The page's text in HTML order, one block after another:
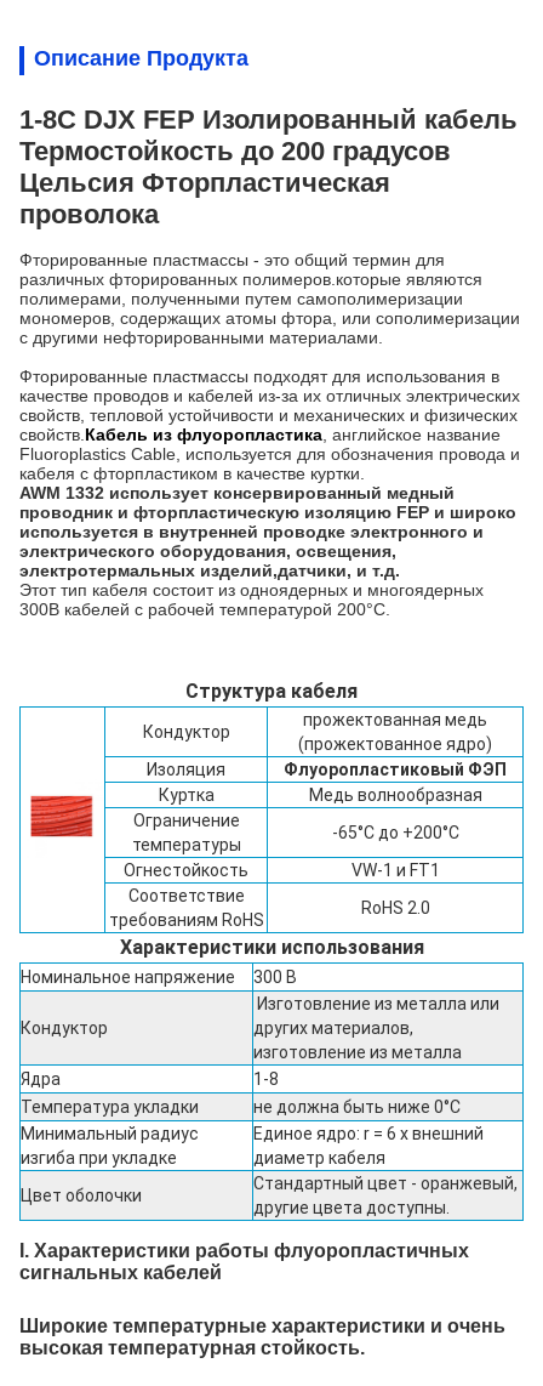
Описание Продукта
1-8C DJX FEP Изолированный кабель
Термостойкость до 200 градусов
Цельсия Фторпластическая
проволока
Фторированные пластмассы - это общий термин для
различных фторированных полимеров.которые являются
полимерами, полученными путем самополимеризации
мономеров, содержащих атомы фтора, или сополимеризации
с другими нефторированными материалами.
Фторированные пластмассы подходят для использования в
качестве проводов и кабелей из-за их отличных электрических
свойств, тепловой устойчивости и механических и физических
свойств. Кабель из флуоропластика , английское название
Fluoroplastics Cable, используется для обозначения провода и
кабеля с фторпластиком в качестве куртки.
AWM 1332 использует консервированный медный
проводник и фторпластическую изоляцию FEP и широко
используется в внутренней проводке электронного и
электрического оборудования, освещения,
электротермальных изделий,датчики, и т.д.
Этот тип кабеля состоит из одноядерных и многоядерных
300В кабелей с рабочей температурой 200°C.
Структура кабеля
Кондуктор
прожектованная медь
(прожектованное ядро)
Изоляция
Флуоропластиковый ФЭП
Куртка
Медь волнообразная
Ограничение
температуры
-65°C до +200°C
Огнестойкость
VW-1 и FT1
Соответствие
требованиям RoHS
RoHS 2.0
Характеристики использования
Номинальное напряжение 300 В
Кондуктор
Изготовление из металла или
других материалов,
изготовление из металла
Ядра
1-8
Температура укладки
не должна быть ниже 0°C
Минимальный радиус
изгиба при укладке
Единое ядро: r = 6 x внешний
диаметр кабеля
Цвет оболочки
Стандартный цвет - оранжевый,
другие цвета доступны.
I. Характеристики работы флуоропластичных
сигнальных кабелей
Широкие температурные характеристики и очень
высокая температурная стойкость.